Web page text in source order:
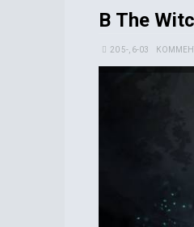
В The
20 5-, 6-03